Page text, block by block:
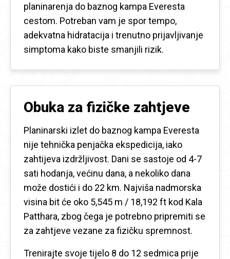
planinarenja do baznog kampa Everesta
cestom. Potreban vam je spor tempo,
adekvatna hidratacija i trenutno prijavljivanje
simptoma kako biste smanjili rizik.
Obuka za fizičke zahtjeve
Planinarski izlet do baznog kampa Everesta
nije tehnička penjačka ekspedicija, iako
zahtijeva izdržljivost. Dani se sastoje od 4-7
sati hodanja, većinu dana, a nekoliko dana
može dostići i do 22 km. Najviša nadmorska
visina bit će oko 5,545 m / 18,192 ft kod Kala
Patthara, zbog čega je potrebno pripremiti se
za zahtjeve vezane za fizičku spremnost.
Trenirajte svoje tijelo 8 do 12 sedmica prije